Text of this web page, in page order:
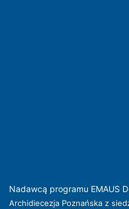
Nadawcą programu EMAUS
Archidiecezja Poznańska z